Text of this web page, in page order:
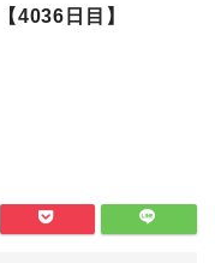
【4036日目】